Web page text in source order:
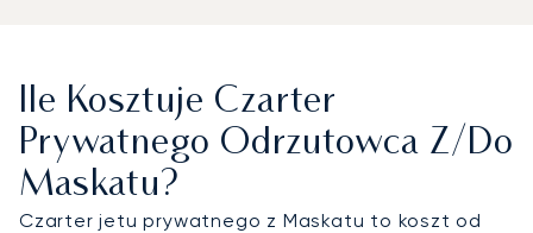
miasta, a luksusowe samochody z napędem 4x4
umożliwiają dotarcie do pustynnych rezydencji,
górskich kurortów i nadmorskich willi. Niezależnie
od tego, czy celem Państwa podróży jest udział w
Festiwalu w Maskacie, rejs jachtem z przystani Al
Ile Kosztuje Czarter
Prywatnego Odrzutowca Z/do
Maskatu?
Czarter jetu prywatnego z Maskatu to koszt od